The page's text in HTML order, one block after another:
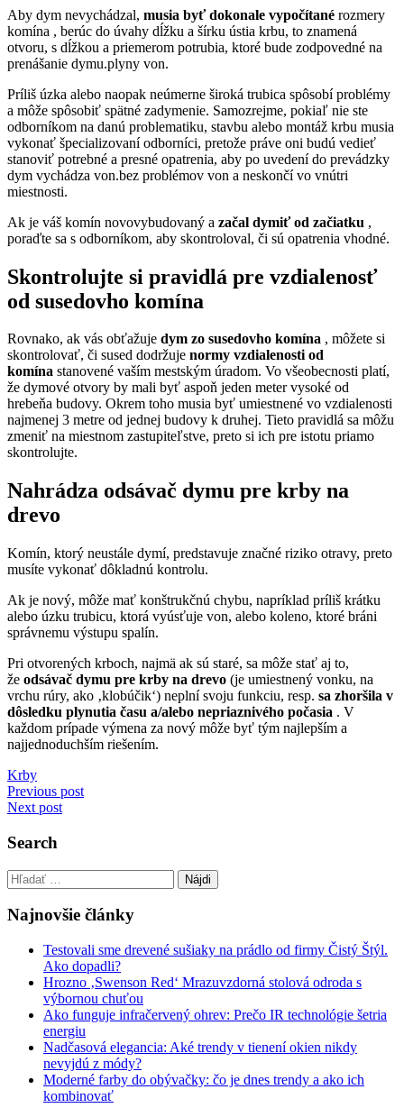
Aby dym nevychádzal, musia byť dokonale vypočítané rozmery
komína , berúc do úvahy dĺžku a šírku ústia krbu, to znamená
otvoru, s dĺžkou a priemerom potrubia, ktoré bude zodpovedné na
prenášanie dymu.plyny von.
Príliš úzka alebo naopak neúmerne široká trubica spôsobí problémy
a môže spôsobiť spätné zadymenie. Samozrejme, pokiaľ nie ste
odborníkom na danú problematiku, stavbu alebo montáž krbu musia
vykonať špecializovaní odborníci, pretože práve oni budú vedieť
stanoviť potrebné a presné opatrenia, aby po uvedení do prevádzky
dym vychádza von.bez problémov von a neskončí vo vnútri
miestnosti.
Ak je váš komín novovybudovaný a začal dymiť od začiatku ,
poraďte sa s odborníkom, aby skontroloval, či sú opatrenia vhodné.
Skontrolujte si pravidlá pre vzdialenosť
od susedovho komína
Rovnako, ak vás obťažuje dym zo susedovho komína , môžete si
skontrolovať, či sused dodržuje normy vzdialenosti od
komína stanovené vaším mestským úradom. Vo všeobecnosti platí,
že dymové otvory by mali byť aspoň jeden meter vysoké od
hrebeňa budovy. Okrem toho musia byť umiestnené vo vzdialenosti
najmenej 3 metre od jednej budovy k druhej. Tieto pravidlá sa môžu
zmeniť na miestnom zastupiteľstve, preto si ich pre istotu priamo
skontrolujte.
Nahrádza odsávač dymu pre krby na
drevo
Komín, ktorý neustále dymí, predstavuje značné riziko otravy, preto
musíte vykonať dôkladnú kontrolu.
Ak je nový, môže mať konštrukčnú chybu, napríklad príliš krátku
alebo úzku trubicu, ktorá vyúsťuje von, alebo koleno, ktoré bráni
správnemu výstupu spalín.
Pri otvorených krboch, najmä ak sú staré, sa môže stať aj to,
že odsávač dymu pre krby na drevo (je umiestnený vonku, na
vrchu rúry, ako ‚klobúčik‘) neplní svoju funkciu, resp. sa zhoršila v
dôsledku plynutia času a/alebo nepriaznivého počasia . V
každom prípade výmena za nový môže byť tým najlepším a
najjednoduchším riešením.
Krby
Navigácia
v
článku
Previous post
Next post
Search
Hľadať:
Najnovšie články
Testovali sme drevené sušiaky na prádlo od firmy Čistý Štýl.
Ako dopadli?
Hrozno ‚Swenson Red‘ Mrazuvzdorná stolová odroda s
výbornou chuťou
Ako funguje infračervený ohrev: Prečo IR technológie šetria
energiu
Nadčasová elegancia: Aké trendy v tienení okien nikdy
nevyjdú z módy?
Moderné farby do obývačky: čo je dnes trendy a ako ich
kombinovať